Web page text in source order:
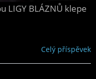
LIGY BLÁZNŮ klepe
Celý příspěvek